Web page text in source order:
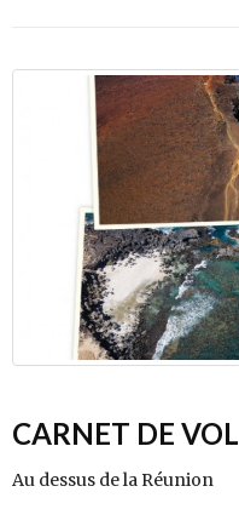
CARNET DE VOL
Au dessus de la Réunion